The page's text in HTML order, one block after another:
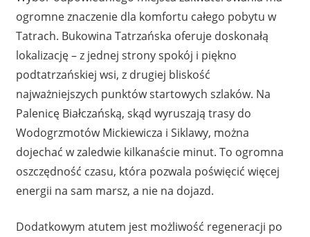
ogromne znaczenie dla komfortu całego pobytu w
Tatrach. Bukowina Tatrzańska oferuje doskonałą
lokalizację – z jednej strony spokój i piękno
podtatrzańskiej wsi, z drugiej bliskość
najważniejszych punktów startowych szlaków. Na
Palenicę Białczańską, skąd wyruszają trasy do
Wodogrzmotów Mickiewicza i Siklawy, można
dojechać w zaledwie kilkanaście minut. To ogromna
oszczędność czasu, która pozwala poświęcić więcej
energii na sam marsz, a nie na dojazd.
Dodatkowym atutem jest możliwość regeneracji po